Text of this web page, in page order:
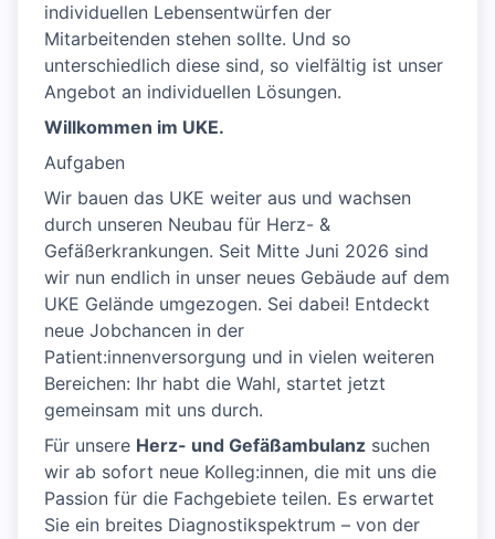
individuellen Lebensentwürfen der
Mitarbeitenden stehen sollte. Und so
unterschiedlich diese sind, so vielfältig ist unser
Angebot an individuellen Lösungen.
Willkommen im UKE.
Aufgaben
Wir bauen das UKE weiter aus und wachsen
durch unseren Neubau für Herz- &
Gefäßerkrankungen. Seit Mitte Juni 2026 sind
wir nun endlich in unser neues Gebäude auf dem
UKE Gelände umgezogen. Sei dabei! Entdeckt
neue Jobchancen in der
Patient:innenversorgung und in vielen weiteren
Bereichen: Ihr habt die Wahl, startet jetzt
gemeinsam mit uns durch.
Für unsere Herz- und Gefäßambulanz suchen
wir ab sofort neue Kolleg:innen, die mit uns die
Passion für die Fachgebiete teilen. Es erwartet
Sie ein breites Diagnostikspektrum – von der